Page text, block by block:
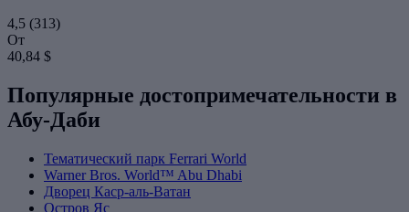
4,5 (313)
От
40,84 $
Популярные достопримечательности в
Абу-Даби
Тематический парк Ferrari World
Warner Bros. World™ Abu Dhabi
Дворец Каср-аль-Ватан
Остров Яс